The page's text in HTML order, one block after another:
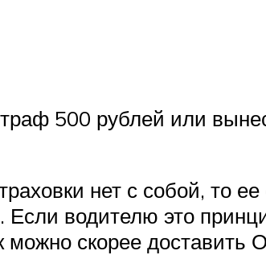
500 рублей или
нет с собой, то
водителю это
можно скорее